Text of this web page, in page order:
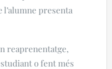
l’alumne presenta
reaprenentatge,
o fent més